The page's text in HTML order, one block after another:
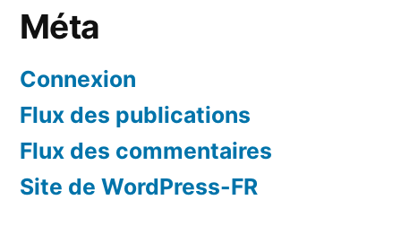
Méta
Connexion
Flux des publications
Flux des commentaires
Site de WordPress-FR